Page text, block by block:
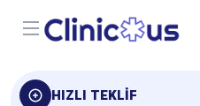
Open menu
HIZLI TEKLIF